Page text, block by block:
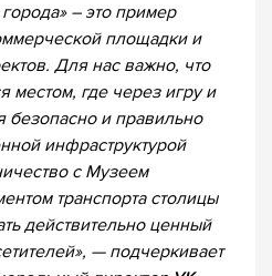
– это пример
площадки и
Для нас важно, что
местом, где через игру и
безопасно и правильно
инфраструктурой
с Музеем
транспорта столицы
действительно ценный
— подчеркивает